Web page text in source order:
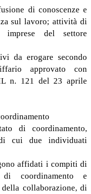
di conoscenze e
sul lavoro; attività di
imprese del settore
da erogare secondo
approvato con
n. 121 del 23 aprile
di coordinamento,
cui due individuati
affidati i compiti di
di coordinamento e
collaborazione, di